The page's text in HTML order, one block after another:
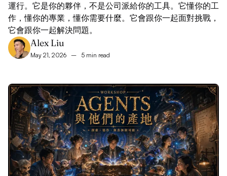
運行。它是你的夥伴，不是公司派給你的工具。它懂你的工
作，懂你的專業，懂你需要什麼。它會跟你一起面對挑戰，
它會跟你一起解決問題。
Alex Liu
May 21, 2026 – 5 min read